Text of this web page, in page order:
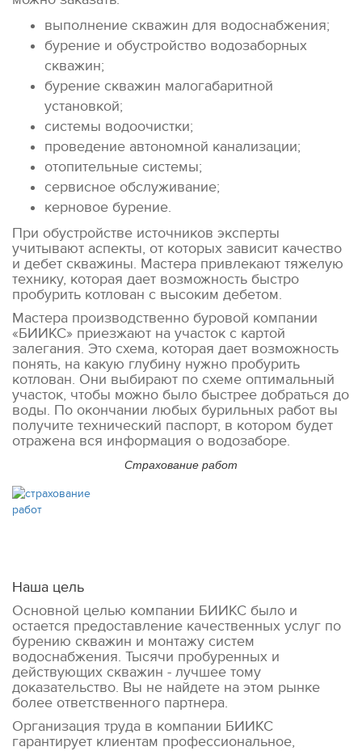
выполнение скважин для водоснабжения;
бурение и обустройство водозаборных
скважин;
бурение скважин малогабаритной
установкой;
системы водоочистки;
проведение автономной канализации;
отопительные системы;
сервисное обслуживание;
керновое бурение.
При обустройстве источников эксперты
учитывают аспекты, от которых зависит качество
и дебет скважины. Мастера привлекают тяжелую
технику, которая дает возможность быстро
пробурить котлован с высоким дебетом.
Мастера производственно буровой компании
«БИИКС» приезжают на участок с картой
залегания. Это схема, которая дает возможность
понять, на какую глубину нужно пробурить
котлован. Они выбирают по схеме оптимальный
участок, чтобы можно было быстрее добраться до
воды. По окончании любых бурильных работ вы
получите технический паспорт, в котором будет
отражена вся информация о водозаборе.
Cтрахование работ
Наша цель
Основной целью компании БИИКС было и
остается предоставление качественных услуг по
бурению скважин и монтажу систем
водоснабжения. Тысячи пробуренных и
действующих скважин - лучшее тому
доказательство. Вы не найдете на этом рынке
более ответственного партнера.
Организация труда в компании БИИКС
гарантирует клиентам профессиональное,